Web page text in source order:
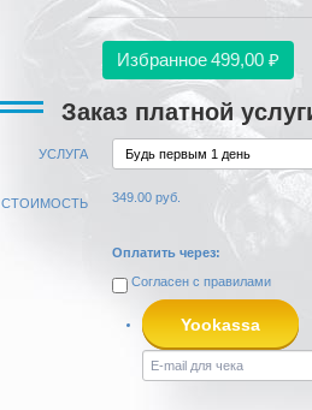
Избранное499,00 ₽
Заказ платной
УСЛУГА
СТОИМОСТЬ 349.00 руб.
Оплатить через:
Согласен с правилами
Yookassa